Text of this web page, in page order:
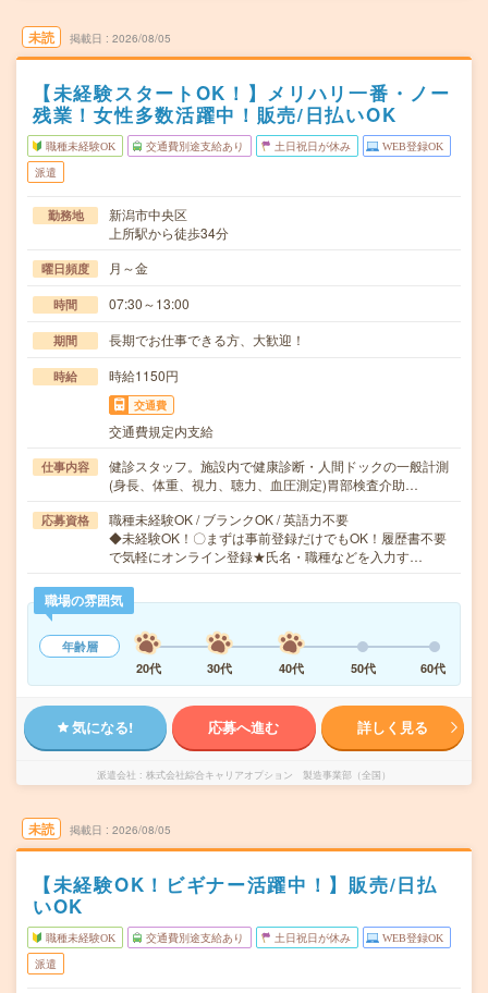
未読 掲載日 2026/08/05
【未経験スタートOK！】メリハリ一番・ノー
残業！女性多数活躍中！販売/日払いOK
職種未経験OK 交通費別途支給あり 土日祝日が休み WEB登録OK
派遣
勤務地
新潟市中央区
上所駅から徒歩34分
曜日頻度 月～金
時間 07:30～13:00
期間 長期でお仕事できる方、大歓迎！
時給 時給1150円
交通費
交通費規定内支給
仕事内容
健診スタッフ。施設内で健康診断・人間ドックの一般計測
(身長、体重、視力、聴力、血圧測定)胃部検査介助…
応募資格
職種未経験OK / ブランクOK / 英語力不要
◆未経験OK！〇まずは事前登録だけでもOK！履歴書不要
で気軽にオンライン登録★氏名・職種などを入力す…
職場の雰囲気
年齢層
20代
30代 40代 50代 60代
気になる! 応募へ進む 詳しく見る
派遣会社 株式会社綜合キャリアオプション 製造事業部（全国）
未読 掲載日 2026/08/05
【未経験OK！ビギナー活躍中！】販売/日払
いOK
職種未経験OK 交通費別途支給あり 土日祝日が休み WEB登録OK
派遣